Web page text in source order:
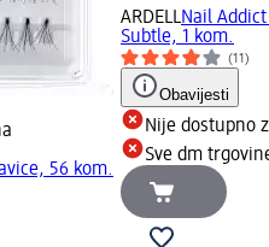
56 kom.
ARDELLNail
Subtle, 1 kom.
(11)
Obavijesti
Nije dostupno
Sve dm